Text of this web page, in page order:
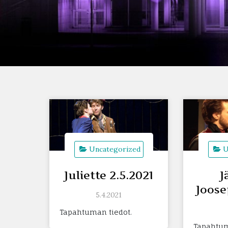
Uncategorized
Juliette 2.5.2021
5.4.2021
Tapahtuman tiedot.